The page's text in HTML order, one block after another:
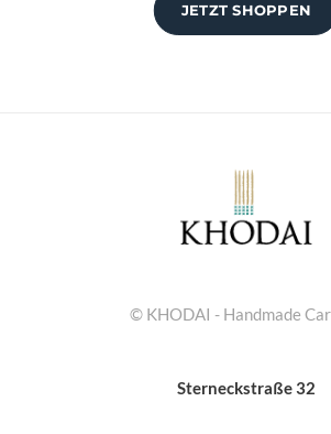
JETZT SHOPPEN
© KHODAI - Handmade
Sterneckstraße 32